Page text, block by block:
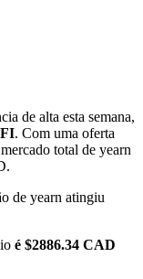
e commodities
de alta esta semana,
. Com uma oferta
total de yearn
de yearn atingiu
é $2886.34 CAD